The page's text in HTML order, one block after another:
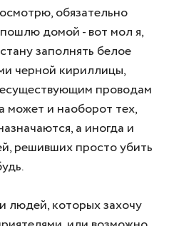
обязательно
домой - вот мол я,
заполнять белое
черной кириллицы,
проводам
может и наоборот тех,
а иногда и
решивших просто убить
людей, которых захочу